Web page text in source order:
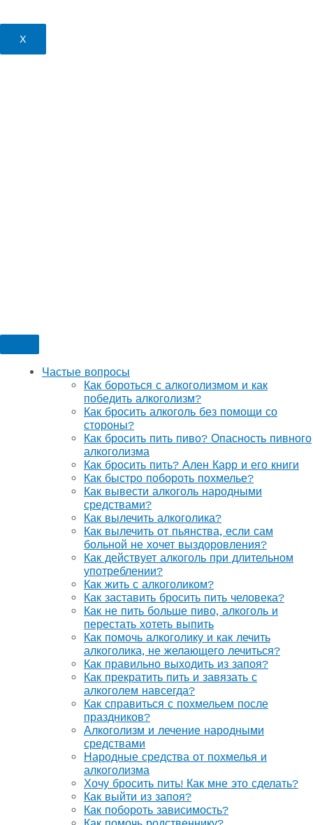
X
Частые вопросы
Как бороться с алкоголизмом и как
победить алкоголизм?
Как бросить алкоголь без помощи со
стороны?
Как бросить пить пиво? Опасность пивного
алкоголизма
Как бросить пить? Ален Карр и его книги
Как быстро побороть похмелье?
Как вывести алкоголь народными
средствами?
Как вылечить алкоголика?
Как вылечить от пьянства, если сам
больной не хочет выздоровления?
Как действует алкоголь при длительном
употреблении?
Как жить с алкоголиком?
Как заставить бросить пить человека?
Как не пить больше пиво, алкоголь и
перестать хотеть выпить
Как помочь алкоголику и как лечить
алкоголика, не желающего лечиться?
Как правильно выходить из запоя?
Как прекратить пить и завязать с
алкоголем навсегда?
Как справиться с похмельем после
праздников?
Алкоголизм и лечение народными
средствами
Народные средства от похмелья и
алкоголизма
Хочу бросить пить! Как мне это сделать?
Как выйти из запоя?
Как побороть зависимость?